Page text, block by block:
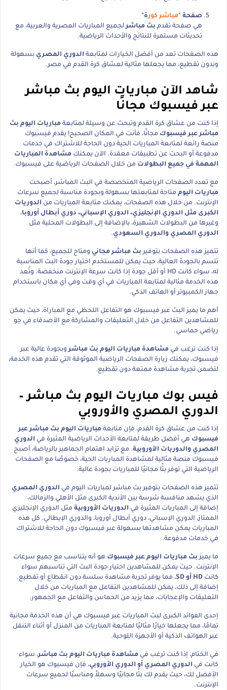
صفحة "مباشر كورة"
هي صفحة تقدم بث مباشرلجميع المباريات المصرية والعربية، مع
تحديثات مستمرة للنتائج والأحداث الرياضية.
هذه الصفحات تعد من أفضل الخيارات لمتابعة الدوري المصري بسهولة
وبدون تقطيع، مما يجعلها مثالية لعشاق كرة القدم في مصر.
شاهد الآن مباريات اليوم بث مباشر
عبر فيسبوك مجانًا
إذا كنت من عشاق كرة القدم وتبحث عن وسيلة لمتابعة مباريات اليوم بث
مباشر عبر فيسبوك مجانًا، فأنت في المكان الصحيح! يقدم فيسبوك
منصة رائعة لمتابعة المباريات الحية دون الحاجة للاشتراك في خدمات
مدفوعة أو البحث عن تطبيقات معقدة. الآن يمكنك مشاهدة المباريات
المهمة في جميع البطولات من خلال الصفحات الرياضية على فيسبوك.
مع تعدد الصفحات الرياضية المتخصصة في البث المباشر، أصبحت
مباريات اليوم متاحة لمتابعتها بسهولة وبجودة مناسبة لجميع سرعات
الإنترنت. من خلال هذه الصفحات، يمكنك متابعة المباريات من الدوريات
الكبرى مثل الدوري الإنجليزي، الدوري الإسباني، دوري أبطال أوروبا،
وغيرها من البطولات الشهيرة، بالإضافة إلى البطولات المحلية مثل
الدوري المصري والدوري السعودي.
تتميز هذه الصفحات بتوفيربث مباشر مجاني ومتاح للجميع، كما أنها
تتسم بالجودة العالية، حيث يمكن للمستخدم اختيار جودة البث المناسبة
له، سواء كانت HD أو أقل جودة إذا كانت سرعة الإنترنت منخفضة. وتُعد
هذه الخدمة مثالية لمتابعة المباريات في أي وقت وفي أي مكان باستخدام
جهاز الكمبيوتر أو الهاتف الذكي.
أهم ما يميز البث عبر فيسبوك هو التفاعل اللحظي مع المباراة، حيث يمكن
للمشاهدين التفاعل من خلال التعليقات والمشاركة مع الأصدقاء في جو
رياضي حماسي.
إذا كنت ترغب في مشاهدة مباريات اليوم بث مباشروبجودة عالية عبر
فيسبوك، يمكنك زيارة الصفحات الرياضية الموثوقة التي تقدم هذه الخدمة،
لتضمن تجربة مشاهدة ممتعة دون تقطيع.
فيس بوك مباريات اليوم بث مباشر –
الدوري المصري والأوروبي
إذا كنت من عشاق كرة القدم، فإن متابعة مباريات اليوم بث مباشر عبر
فيسبوك هي أفضل طريقة لمتابعة الأحداث الرياضية المثيرة في الدوري
المصري والدوريات الأوروبية. مع تزايد اهتمام الجماهير بالرياضة، أصبح
فيسبوك منصة مثالية لمشاهدة المباريات الحية، خصوصًا مع الصفحات
الرياضية التي توفر بثًا مجانيًا للمباريات بجودة عالية.
تتميز هذه الصفحات بتوفير بث مباشر لمباريات اليوم في الدوري المصري
الذي يشهد منافسة شرسة بين الأندية الكبرى مثل الأهلي والزمالك،
إضافة إلى المباريات المثيرة في الدوريات الأوروبية مثل الدوري الإنجليزي
الممتاز، الدوري الإسباني، دوري أبطال أوروبا، والدوري الإيطالي. كل هذه
المباريات يمكن مشاهدتها بسهولة عبر فيسبوك دون الحاجة للاشتراك
في خدمات مدفوعة.
ما يميزبث مباريات اليوم عبر فيسبوك هو أنه يتناسب مع جميع سرعات
الإنترنت. حيث يمكن للمشاهدين اختيار جودة البث التي تناسبهم سواء
كانت HD أو SD
، مما يوفر تجربة مشاهدة سلسة دون انقطاع أو تقطيع.
إضافة إلى ذلك، يمكن للمشاهدين التفاعل مع المباريات من خلال
التعليقات والإعجابات، مما يزيد من الحماس والتفاعل مع الجمهور.
إحدى الفوائد الكبرى لبث المباريات عبر فيسبوك هي أن هذه الخدمة مجانية
تمامًا، مما يجعلها خيارًا مثاليًا لمتابعة المباريات من المنزل أو أثناء التنقل
عبر الهواتف الذكية أو الأجهزة اللوحية.
في الختام، إذا كنت ترغب في مشاهدة مباريات اليوم بث مباشر، سواء
كانت في الدوري المصري أو الدوري الأوروبي، فإن فيسبوك هو الخيار
الأفضل لك، حيث يقدم لك بثًا مجانيًا وسهلاً ومناسبًا لجميع سرعات
الإنترنت.